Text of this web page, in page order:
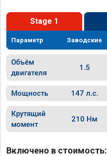
Stage 1
Параметр Заводские
Объём
двигателя
1.5
Мощность 147 л.с.
Крутящий
момент
210 Нм
Включено в стоимость: